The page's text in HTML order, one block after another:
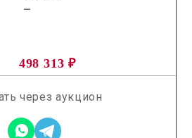
—
498 313 ₽
через аукцион